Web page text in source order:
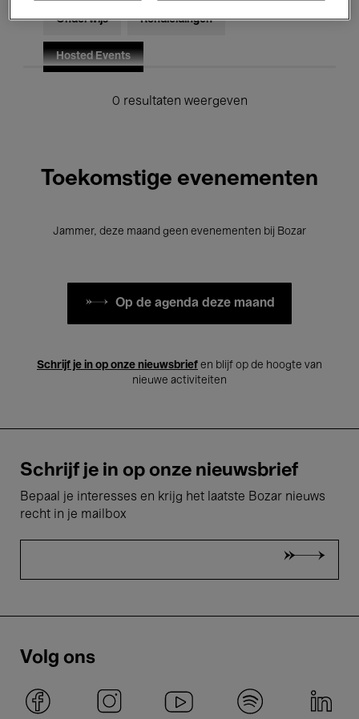
Onderwijs Rondleidingen
Hosted Events
0 resultaten weergeven
Toekomstige evenementen
Jammer, deze maand geen evenementen bij Bozar
Op de agenda deze maand
Schrijf je in op onze nieuwsbrief en blijf op de hoogte van
nieuwe activiteiten
Schrijf je in op onze nieuwsbrief
Bepaal je interesses en krijg het laatste Bozar nieuws
recht in je mailbox
Volg ons